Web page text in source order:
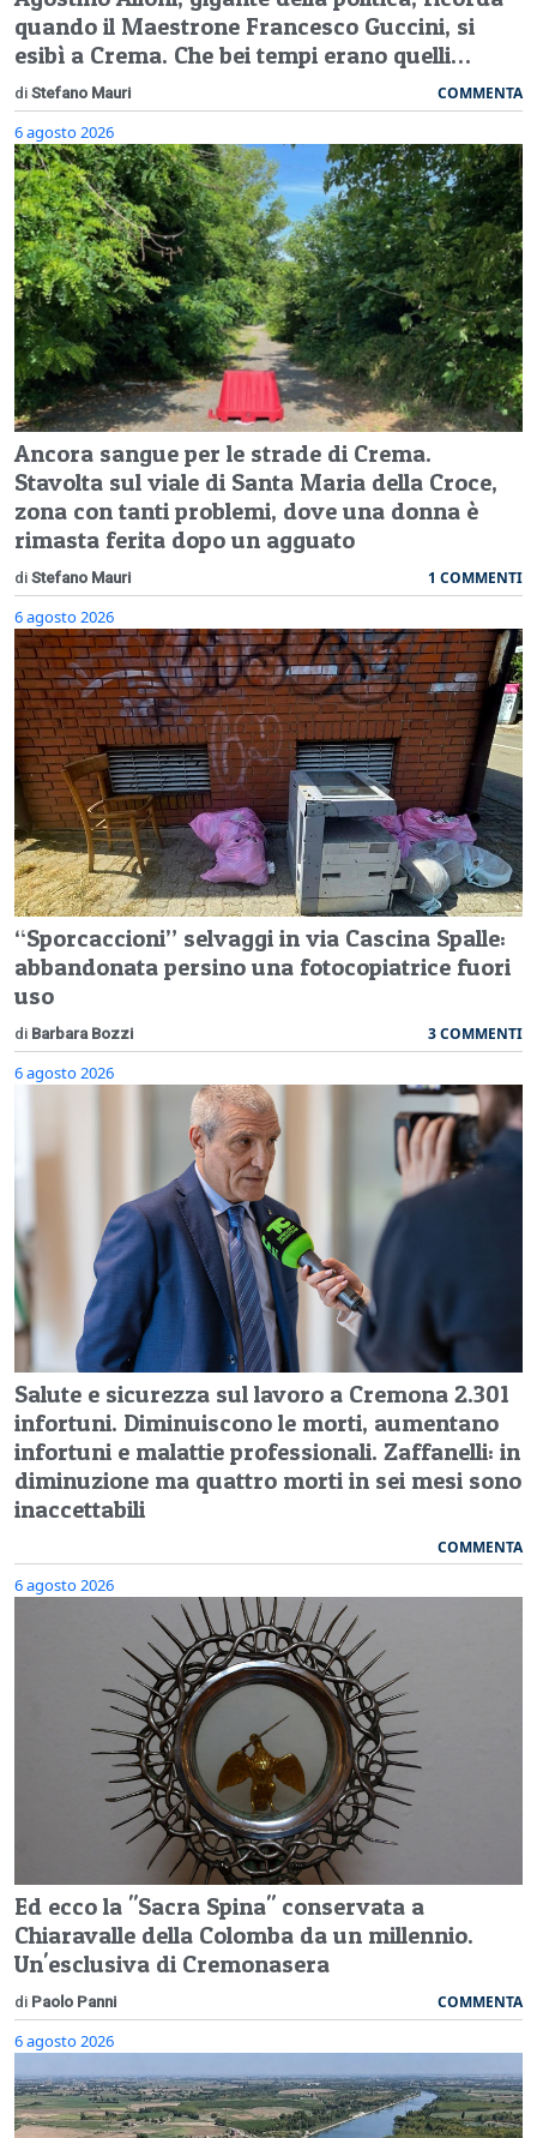
quando il Maestrone Francesco Guccini, si
esibì a Crema. Che bei tempi erano quelli…
di Stefano Mauri COMMENTA
6 agosto 2026
Ancora sangue per le strade di Crema.
Stavolta sul viale di Santa Maria della Croce,
zona con tanti problemi, dove una donna è
rimasta ferita dopo un agguato
di Stefano Mauri 1 COMMENTI
6 agosto 2026
“Sporcaccioni” selvaggi in via Cascina Spalle:
abbandonata persino una fotocopiatrice fuori
uso
di Barbara Bozzi 3 COMMENTI
6 agosto 2026
Salute e sicurezza sul lavoro a Cremona 2.301
infortuni. Diminuiscono le morti, aumentano
infortuni e malattie professionali. Zaffanelli: in
diminuzione ma quattro morti in sei mesi sono
inaccettabili
COMMENTA
6 agosto 2026
Ed ecco la "Sacra Spina" conservata a
Chiaravalle della Colomba da un millennio.
Un'esclusiva di Cremonasera
di Paolo Panni COMMENTA
6 agosto 2026